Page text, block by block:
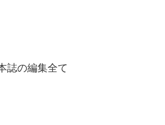
誌の編集全て